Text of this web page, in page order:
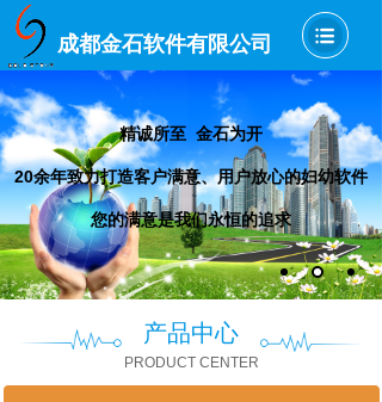
成都金石软件有限公司
精诚所至 金石为开
20余年致力打造客户满意、用户放心的妇幼软件
您的满意是我们永恒的追求
产品中心
PRODUCT CENTER